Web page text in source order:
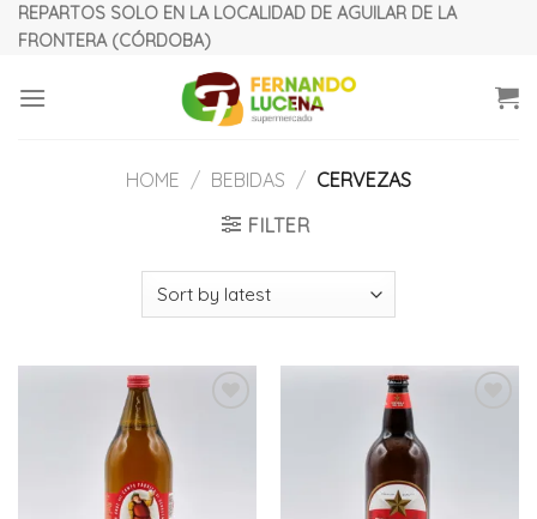
SkipREPARTOS SOLO EN LA LOCALIDAD DE AGUILAR DE LA
FRONTERA (CÓRDOBA)
HOME / BEBIDAS / CERVEZAS
FILTER